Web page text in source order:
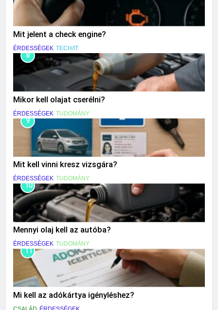
Mit jelent a check engine?
ÉRDESSÉGEK TECH/IT
8
Mikor kell olajat cserélni?
ÉRDESSÉGEK TUDOMÁNY
9
Mit kell vinni kresz vizsgára?
ÉRDESSÉGEK TUDOMÁNY
10
Mennyi olaj kell az autóba?
ÉRDESSÉGEK TUDOMÁNY
11
Mi kell az adókártya igényléshez?